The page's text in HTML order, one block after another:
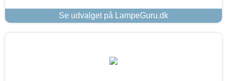
Se udvalget på LampeGuru.dk